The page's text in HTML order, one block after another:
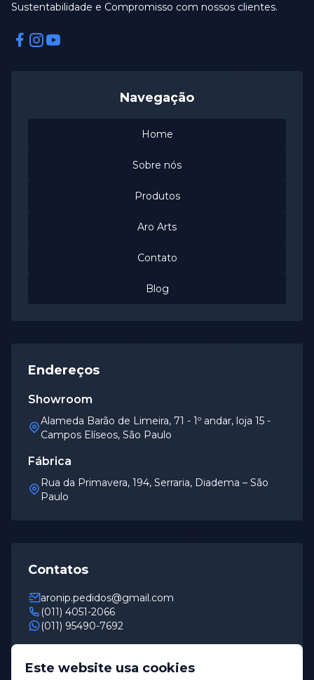
Este website usa cookies
Sustentabilidade e Compromisso com nossos clientes.
Facebook
Instagram
Navegação
Home
Sobre nós
Produtos
Aro Arts
Contato
Blog
Endereços
Showroom
Alameda Barão de Limeira, 71 - 1º andar, loja 15 -
Campos Elíseos, São Paulo
Fábrica
Rua da Primavera, 194, Serraria, Diadema – São
Paulo
Contatos
aronip.pedidos@gmail.com
(011) 4051-2066
(011) 95490-7692
Horário de Funcionamento